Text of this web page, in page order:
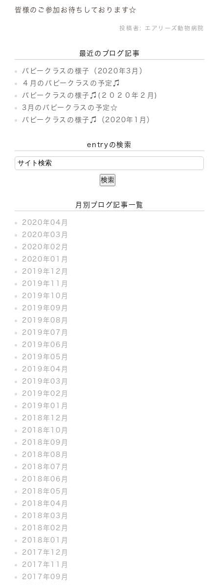
皆様のご参加お待ちしております☆
投稿者: エアリーズ動物病院
最近のブログ記事
パピークラスの様子（2020年3月）
４月のパピークラスの予定♫
パピークラスの様子♫(２０２０年２月)
3月のパピークラスの予定☆
パピークラスの様子♫（2020年1月）
entryの検索
月別ブログ記事一覧
2020年04月
2020年03月
2020年02月
2020年01月
2019年12月
2019年11月
2019年10月
2019年09月
2019年08月
2019年07月
2019年06月
2019年05月
2019年04月
2019年03月
2019年02月
2019年01月
2018年12月
2018年10月
2018年09月
2018年08月
2018年07月
2018年06月
2018年05月
2018年04月
2018年03月
2018年02月
2018年01月
2017年12月
2017年11月
2017年09月